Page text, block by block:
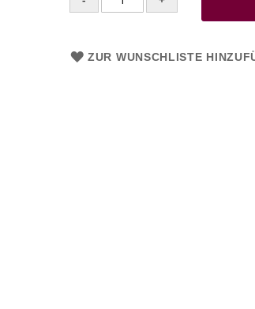
ZUR WUNSCHLISTE